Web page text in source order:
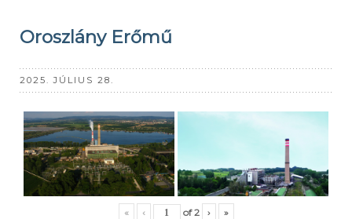
Oroszlány Erőmű
2025. JÚLIUS 28.
« ‹ of2 › »